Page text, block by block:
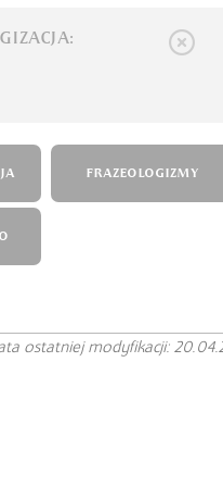
FRAZEOLOGIZMY
ostatniej modyfikacji: